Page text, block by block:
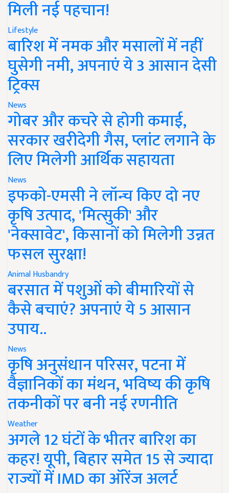
मिली नई पहचान!
Lifestyle
बारिश में नमक और मसालों में नहीं
घुसेगी नमी, अपनाएं ये 3 आसान देसी
ट्रिक्स
News
गोबर और कचरे से होगी कमाई,
सरकार खरीदेगी गैस, प्लांट लगाने के
लिए मिलेगी आर्थिक सहायता
News
इफको-एमसी ने लॉन्च किए दो नए
कृषि उत्पाद, 'मित्सुकी' और
'नेक्सावेट', किसानों को मिलेगी उन्नत
फसल सुरक्षा!
Animal Husbandry
बरसात में पशुओं को बीमारियों से
कैसे बचाएं? अपनाएं ये 5 आसान
उपाय..
News
कृषि अनुसंधान परिसर, पटना में
वैज्ञानिकों का मंथन, भविष्य की कृषि
तकनीकों पर बनी नई रणनीति
Weather
अगले 12 घंटों के भीतर बारिश का
कहर! यूपी, बिहार समेत 15 से ज्यादा
राज्यों में IMD का ऑरेंज अलर्ट